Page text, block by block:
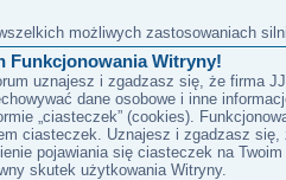
możliwych zastosowaniach
Funkcjonowania Witryny!
uznajesz i zgadzasz się, że firma
dane osobowe i inne
„ciasteczek” (cookies).
ciasteczek. Uznajesz i zgadzasz się,
pojawiania się ciasteczek na
skutek użytkowania Witryny.